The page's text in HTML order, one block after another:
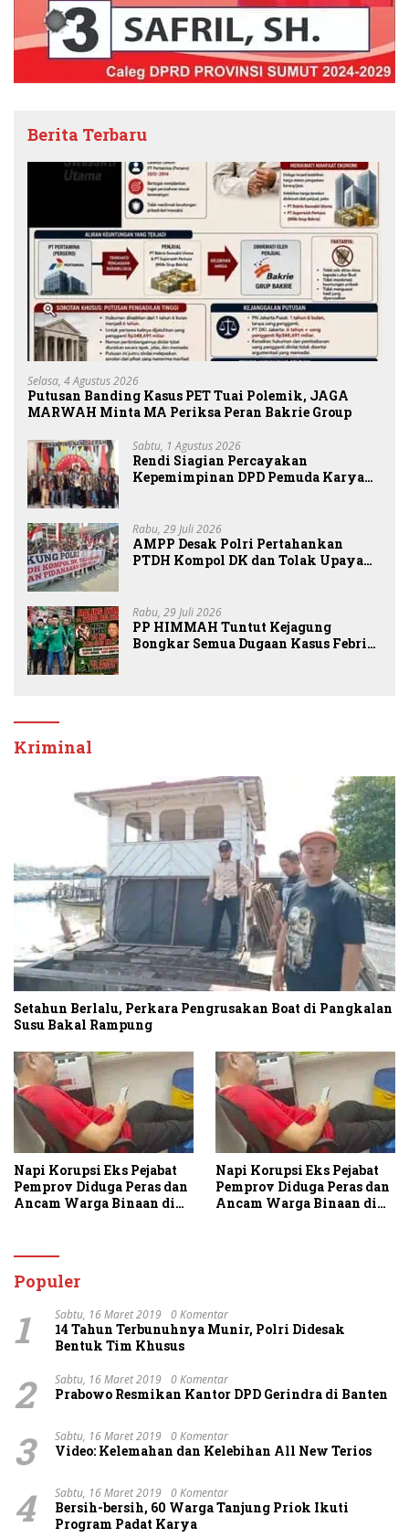
Berita Terbaru
Selasa, 4 Agustus 2026
Putusan Banding Kasus PET Tuai Polemik, JAGA
MARWAH Minta MA Periksa Peran Bakrie Group
Sabtu, 1 Agustus 2026
Rendi Siagian Percayakan
Kepemimpinan DPD Pemuda Karya
Rabu, 29 Juli 2026
AMPP Desak Polri Pertahankan
PTDH Kompol DK dan Tolak Upaya
Rabu, 29 Juli 2026
PP HIMMAH Tuntut Kejagung
Bongkar Semua Dugaan Kasus Febrie
Kriminal
Setahun Berlalu, Perkara Pengrusakan Boat di Pangkalan
Susu Bakal Rampung
Napi Korupsi Eks Pejabat
Pemprov Diduga Peras dan
Ancam Warga Binaan di
Napi Korupsi Eks Pejabat
Pemprov Diduga Peras dan
Ancam Warga Binaan di
Populer
1 Sabtu, 16 Maret 2019 0 Komentar
14 Tahun Terbunuhnya Munir, Polri Didesak
Bentuk Tim Khusus
2 Sabtu, 16 Maret 2019 0 Komentar
Prabowo Resmikan Kantor DPD Gerindra di Banten
3 Sabtu, 16 Maret 2019 0 Komentar
Video: Kelemahan dan Kelebihan All New Terios
4 Sabtu, 16 Maret 2019 0 Komentar
Bersih-bersih, 60 Warga Tanjung Priok Ikuti
Program Padat Karya